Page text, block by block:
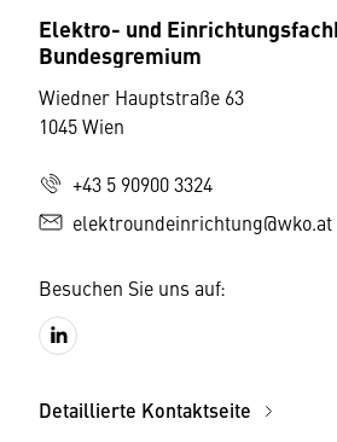
Elektro- und
Bundesgremium
Wiedner Hauptstraße 63
1045 Wien
+43 5 90900 3324
elektroundeinrichtung@wko.at
Besuchen Sie uns auf:
Detaillierte Kontaktseite